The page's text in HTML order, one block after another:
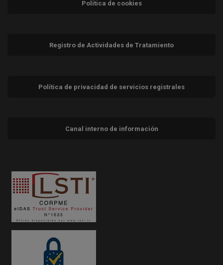
Política de cookies
Registro de Actividades de Tratamiento
Política de privacidad de servicios registrales
Canal interno de información